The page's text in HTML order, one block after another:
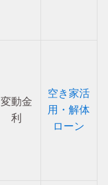
変動金
利
空き家活
用・解体
ローン